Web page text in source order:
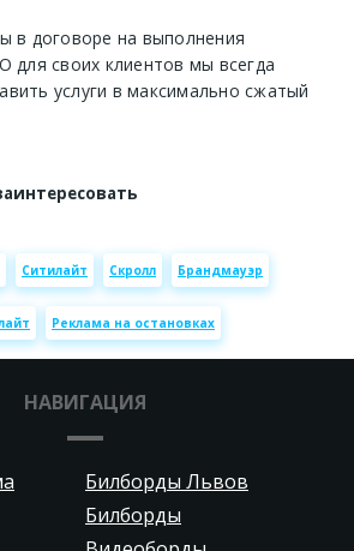
в договоре на выполнения
для своих клиентов мы всегда
услуги в максимально сжатый
Ситилайт Скролл Брандмауэр
Реклама на остановках
НАВИГАЦИЯ
Билборды Львов
Билборды